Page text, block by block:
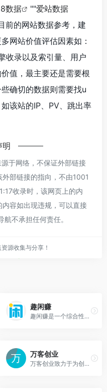
数据 ""爱站数据
前的网站数据参考，建
网站价值评估因素如：
收录以及索引量、用户
值，最主要还是需要根
确切的数据则需要找u
该站的IP、PV、跳出率
明
于网络，不保证外部链接
部链接的指向，不由1001
收录时，该网页上的内
容如出现违规，可以直接
不承担任何责任。
源收集与分享！
趣闲赚
趣闲赚‌是一个综合性的任务分享平台，用户可以在这里找到各种类型的赚钱任务，包括线上调查、数据分析、内容创作、营销推广等‌，允许用户发布自己的技能或需求，其他人可以通过购买这些服务或完成这些任务来获得收入‌。
万客创业
万客创业致力于为创业者提供一个学习交流的平台，提供创业项目、创业信息、副业项目、副业信息、创业商机、创业指导、创业故事等为一体的创业网站。